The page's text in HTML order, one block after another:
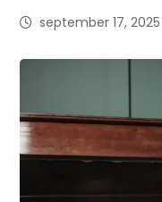
september 17, 2025